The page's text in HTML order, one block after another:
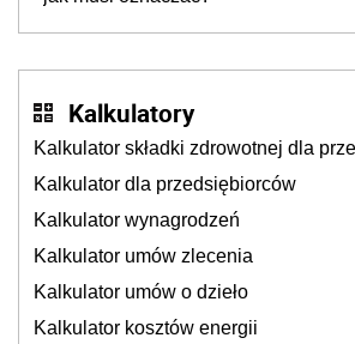
Kalkulatory
Kalkulator składki zdrowotnej dla
Kalkulator dla przedsiębiorców
Kalkulator wynagrodzeń
Kalkulator umów zlecenia
Kalkulator umów o dzieło
Kalkulator kosztów energii